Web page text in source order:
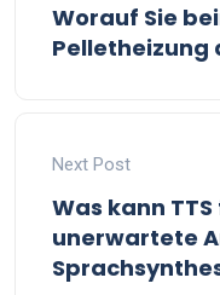
Worauf Sie
Pelletheizung
Next Post
Was kann TTS
unerwartete